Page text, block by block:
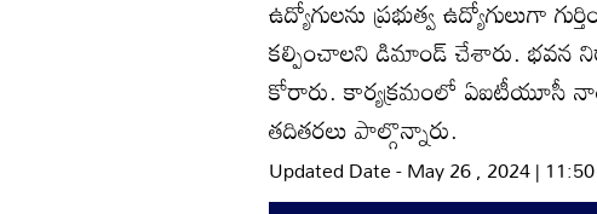
ఉద్యోగులను ప్రభుత్వ ఉద్యోగులుగా
కల్పించాలని డిమాండ్‌ చేశారు. భవన
కోరారు. కార్యక్రమంలో ఏఐటీయూసీ
తదితరలు పాల్గొన్నారు.
Updated Date - May 26 , 2024 |